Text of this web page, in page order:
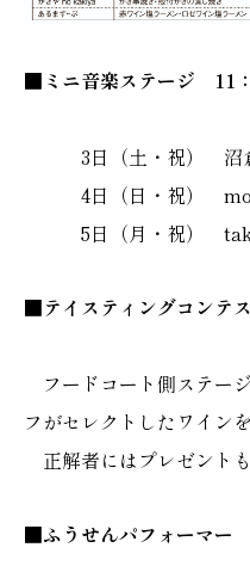
■ミニ音楽ステージ
3日（土・祝） 沼
4日（日・祝）
5日（月・祝）
■テイスティングコンテ
フードコート側ステー
フがセレクトしたワイン
正解者にはプレゼント
■ふうせんパフォーマー